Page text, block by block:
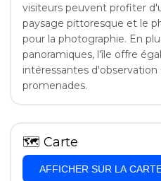
visiteurs peuvent profiter
paysage pittoresque et le
pour la photographie. En
panoramiques, l'île offre
intéressantes
promenades.
🗺 Carte
AFFICHER SUR LA